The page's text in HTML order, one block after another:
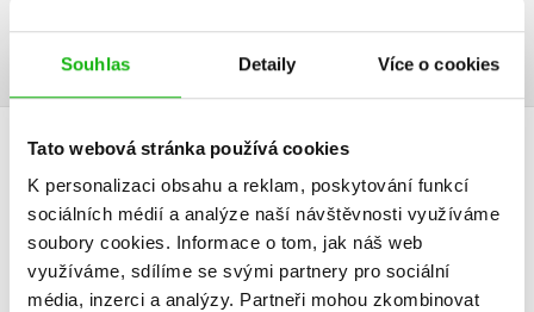
Souhlas Detaily Více o cookies
Tato webová stránka používá cookies
K personalizaci obsahu a reklam, poskytování funkcí
sociálních médií a analýze naší návštěvnosti využíváme
soubory cookies. Informace o tom, jak náš web
využíváme, sdílíme se svými partnery pro sociální
média, inzerci a analýzy. Partneři mohou zkombinovat
moderních tvůrců.
V současné době nejsou vytvořena žádná uživatelská hodnocení.
Vaše hodnocení